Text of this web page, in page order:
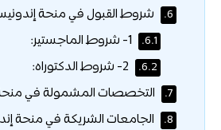
6. شروط القبول في منحة
6.1.
6.2.
7. التخصصات المشمولة في منحة
8. الجامعات الشريكة في منحة